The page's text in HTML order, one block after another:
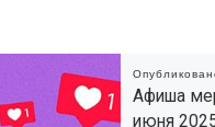
Афиша
июня